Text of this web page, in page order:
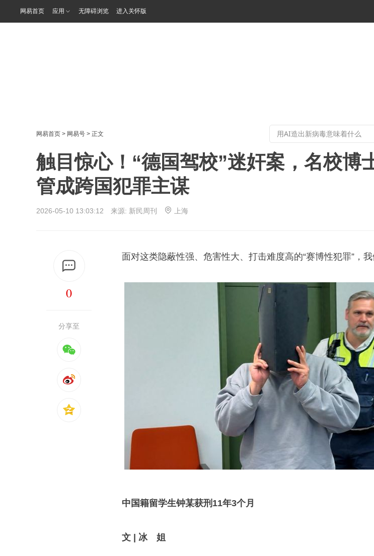
网易首页 应用 无障碍浏览 进入关怀版
网易首页 > 网易号 > 正文
触目惊心！“德国驾校”迷奸案，名校博
管成跨国犯罪主谋
2026-05-10 13:03:12 来源: 新民周刊 上海
0
分享至
面对这类隐蔽性强、危害性大、打击难度高的“赛博性犯罪”，
中国籍留学生钟某获刑11年3个月
文 | 冰 姐